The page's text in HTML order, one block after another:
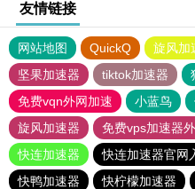
友情链接
网站地图 QuickQ 旋风加
坚果加速器
tiktok加速器
免费vqn外网加速
小蓝鸟
旋风加速器
免费vps加速器
快连加速器
快连加速器官网
快鸭加速器
快柠檬加速器